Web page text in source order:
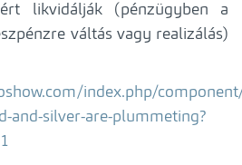
likvidálják (pénzügyben a
váltás vagy realizálás)
index.php/
and-silver-are-plummeting?